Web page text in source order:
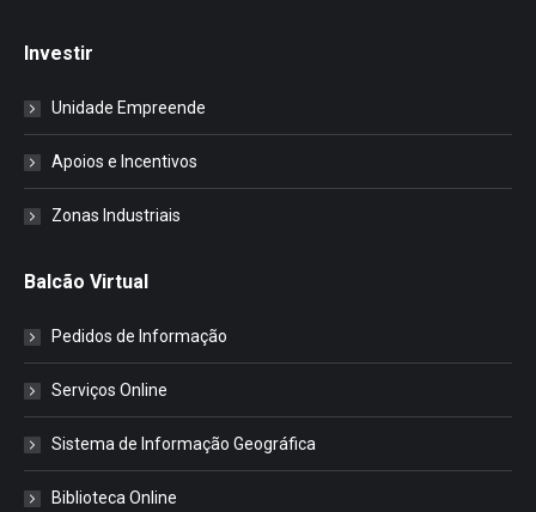
Investir
Unidade Empreende
Apoios e Incentivos
Zonas Industriais
Balcão Virtual
Pedidos de Informação
Serviços Online
Sistema de Informação Geográfica
Biblioteca Online